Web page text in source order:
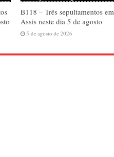
B118 – Três sepultamentos em
Assis neste dia 5 de agosto
5 de agosto de 2026